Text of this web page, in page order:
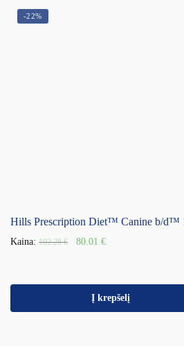
-22%
Hills Prescription Diet™ Canine b/d™
Kaina: 102.28€ 80.01 €
Į krepšelį